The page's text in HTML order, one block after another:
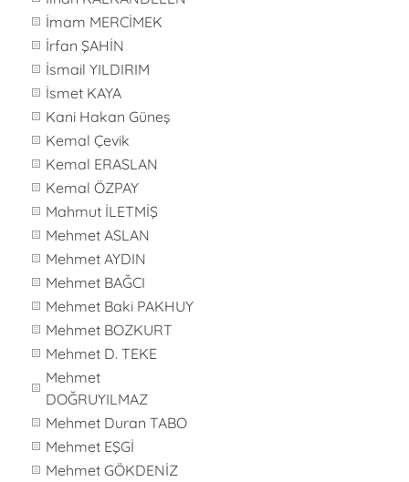
İmam MERCİMEK
İrfan ŞAHİN
İsmail YILDIRIM
İsmet KAYA
Kani Hakan Güneş
Kemal Çevik
Kemal ERASLAN
Kemal ÖZPAY
Mahmut İLETMİŞ
Mehmet ASLAN
Mehmet AYDIN
Mehmet BAĞCI
Mehmet Baki PAKHUY
Mehmet BOZKURT
Mehmet D. TEKE
Mehmet
DOĞRUYILMAZ
Mehmet Duran TABO
Mehmet EŞGİ
Mehmet GÖKDENİZ